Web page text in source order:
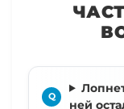
ней